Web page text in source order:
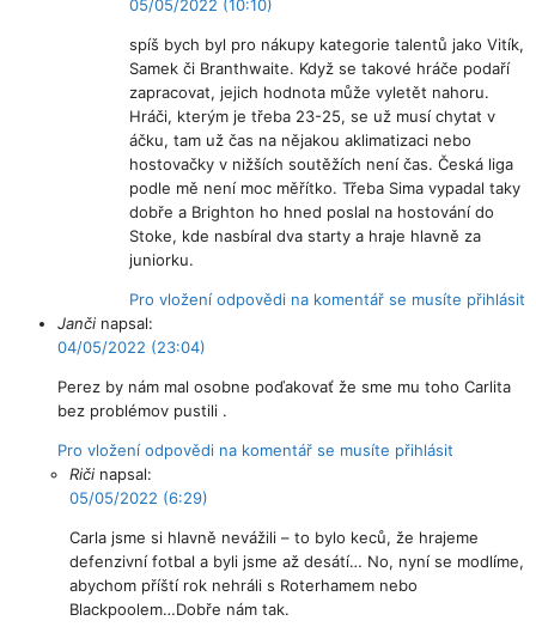
05/05/2022 (10:10)
spíš bych byl pro nákupy kategorie talentů jako Vitík,
Samek či Branthwaite. Když se takové hráče podaří
zapracovat, jejich hodnota může vyletět nahoru.
Hráči, kterým je třeba 23-25, se už musí chytat v
áčku, tam už čas na nějakou aklimatizaci nebo
hostovačky v nižších soutěžích není čas. Česká liga
podle mě není moc měřítko. Třeba Sima vypadal taky
dobře a Brighton ho hned poslal na hostování do
Stoke, kde nasbíral dva starty a hraje hlavně za
juniorku.
Pro vložení odpovědi na komentář se musíte přihlásit
Janči napsal:
04/05/2022 (23:04)
Perez by nám mal osobne poďakovať že sme mu toho Carlita
bez problémov pustili .
Pro vložení odpovědi na komentář se musíte přihlásit
Riči napsal:
05/05/2022 (6:29)
Carla jsme si hlavně nevážili – to bylo keců, že hrajeme
defenzivní fotbal a byli jsme až desátí… No, nyní se modlíme,
abychom příští rok nehráli s Roterhamem nebo
Blackpoolem…Dobře nám tak.